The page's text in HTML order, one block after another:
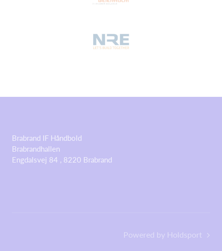
Brabrand IF Håndbold
Brabrandhallen
Engdalsvej 84 , 8220 Brabrand
Powered by Holdsport